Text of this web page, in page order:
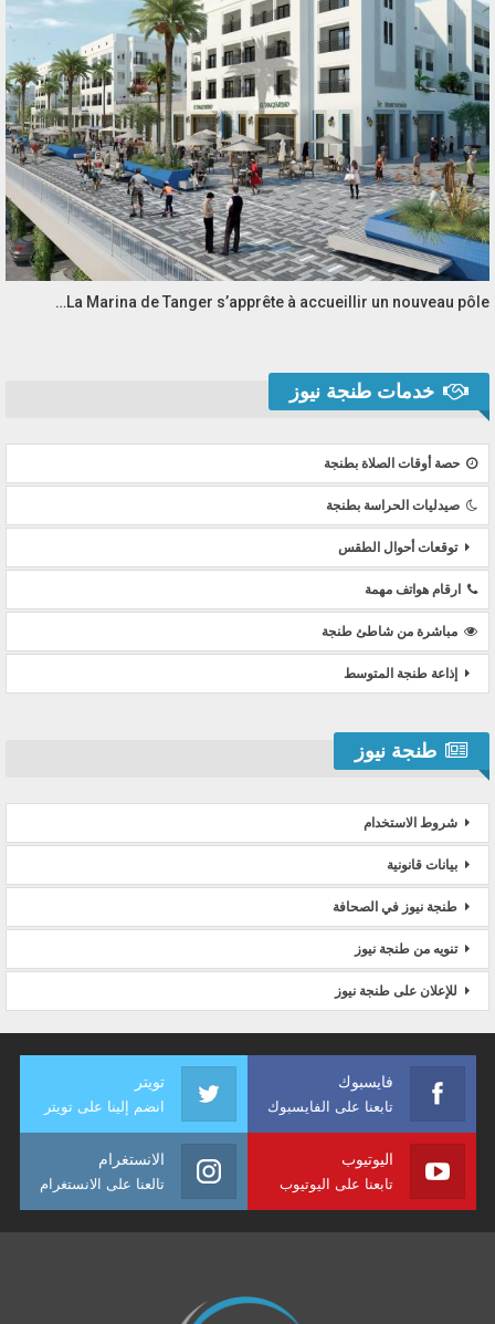
La Marina de Tanger s’apprête à accueillir un nouveau pôle…
خدمات طنجة نيوز
حصة أوقات الصلاة بطنجة
صيدليات الحراسة بطنجة
توقعات أحوال الطقس
ارقام هواتف مهمة
مباشرة من شاطئ طنجة
إذاعة طنجة المتوسط
طنجة نيوز
شروط الاستخدام
بيانات قانونية
طنجة نيوز في الصحافة
تنويه من طنجة نيوز
للإعلان على طنجة نيوز
فايسبوك
تابعنا على الفايسبوك
تويتر
انضم إلينا على تويتر
اليوتيوب
تابعنا على اليوتيوب
الانستغرام
تالعنا على الانستغرام